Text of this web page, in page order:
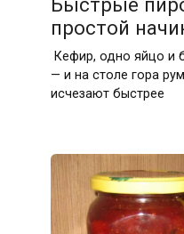
Быстрые
простой
Кефир, одно яйцо и
— и на столе гора
исчезают быстрее